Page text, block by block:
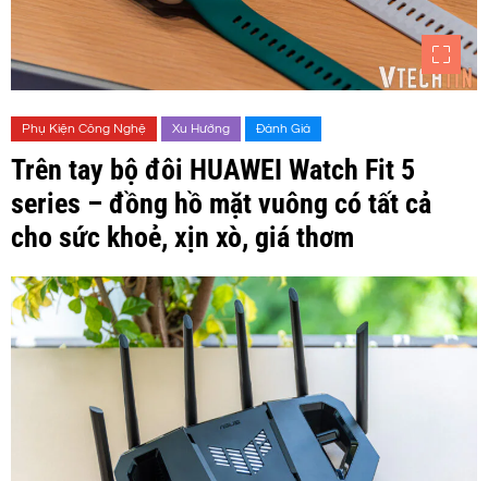
Phụ Kiện Công Nghệ Xu Hướng Đánh Giá
Trên tay bộ đôi HUAWEI Watch Fit 5
series – đồng hồ mặt vuông có tất cả
cho sức khoẻ, xịn xò, giá thơm